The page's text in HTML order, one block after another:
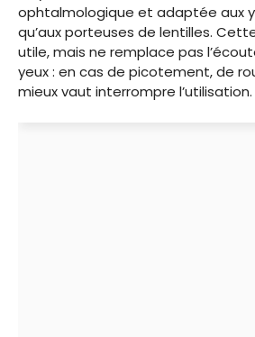
ophtalmologique et adaptée aux
qu’aux porteuses de lentilles.
utile, mais ne remplace pas
yeux : en cas de picotement, de
mieux vaut interrompre l’utilisation.